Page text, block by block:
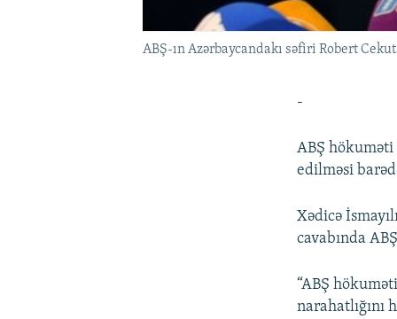
ABŞ-ın Azərbaycandakı səfiri Robert
-
ABŞ hökuməti
edilməsi
Xədicə
cavabında
“ABŞ
narahatlığını